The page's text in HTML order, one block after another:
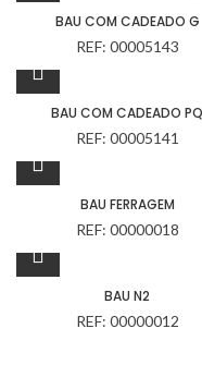
BAU COM CADEADO G
REF: 00005143
BAU COM CADEADO PQ
REF: 00005141
BAU FERRAGEM
REF: 00000018
BAU N2
REF: 00000012